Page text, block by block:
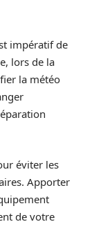
impératif de
lors de la
la météo
éviter les
Apporter
de votre